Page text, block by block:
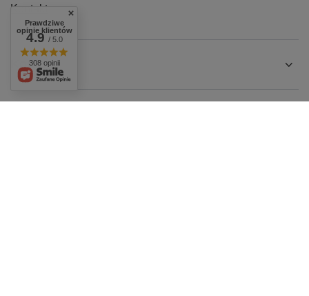
Kontakt
Konto
Prawdziwe
opinie klientów
4.9/ 5.0
308 opinii